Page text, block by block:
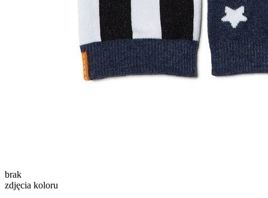
brak
zdjęcia koloru